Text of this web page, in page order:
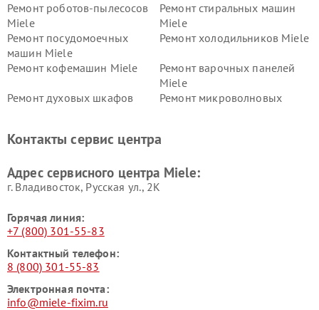
Ремонт роботов-пылесосов
Miele
Ремонт стиральных машин
Miele
Ремонт посудомоечных
машин Miele
Ремонт холодильников Miele
Ремонт кофемашин Miele
Ремонт варочных панелей
Miele
Ремонт духовых шкафов
Ремонт микроволновых
Miele
Miele
пылесосов Miele
Контакты сервис центра
Адрес сервисного центра Miele:
г. Владивосток, Русская ул., 2К
Горячая линия:
+7 (800) 301-55-83
Контактный телефон:
8 (800) 301-55-83
Электронная почта:
info@miele-fixim.ru